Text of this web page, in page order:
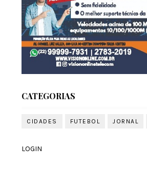
CATEGORIAS
CIDADES FUTEBOL JORNAL
LOGIN